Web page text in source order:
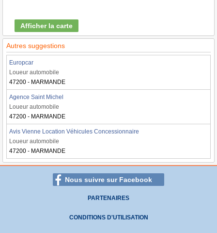
Afficher la carte
Autres suggestions
Europcar
Loueur automobile
47200 - MARMANDE
Agence Saint Michel
Loueur automobile
47200 - MARMANDE
Avis Vienne Location Véhicules Concessionnaire
Loueur automobile
47200 - MARMANDE
Nous suivre sur Facebook
PARTENAIRES
CONDITIONS D'UTILISATION